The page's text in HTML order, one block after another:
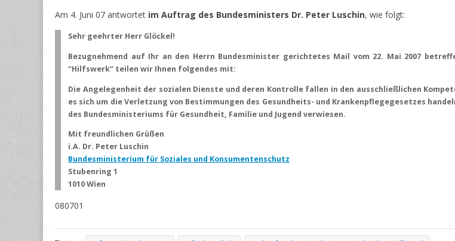
Am 4. Juni 07 antwortet im Auftrag des Bundesministers Dr. Peter Luschin, wie folgt:
Sehr geehrter Herr Glöckel!
Bezugnehmend auf Ihr an den Herrn Bundesminister gerichtetes Mail vom 22. Mai 2007
“Hilfswerk” teilen wir Ihnen folgendes mit:
Die Angelegenheit der sozialen Dienste und deren Kontrolle fallen in den ausschließlichen
es sich um die Verletzung von Bestimmungen des Gesundheits- und Krankenpflegegesetzes
des Bundesministeriums für Gesundheit, Familie und Jugend verwiesen.
Mit freundlichen Grüßen
i.A. Dr. Peter Luschin
Bundesministerium für Soziales und Konsumentenschutz
Stubenring 1
1010 Wien
080701